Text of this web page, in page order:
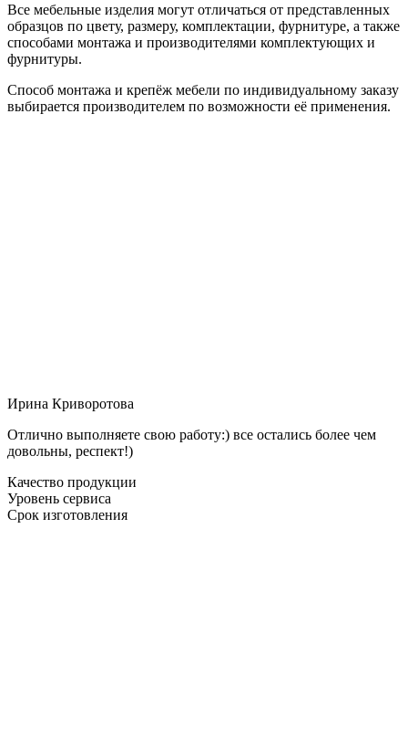
Все мебельные изделия могут отличаться от представленных
образцов по цвету, размеру, комплектации, фурнитуре, а также
способами монтажа и производителями комплектующих и
фурнитуры.
Способ монтажа и крепёж мебели по индивидуальному заказу
выбирается производителем по возможности её применения.
Ирина Криворотова
Отлично выполняете свою работу:) все остались более чем
довольны, респект!)
Качество продукции
Уровень сервиса
Срок изготовления